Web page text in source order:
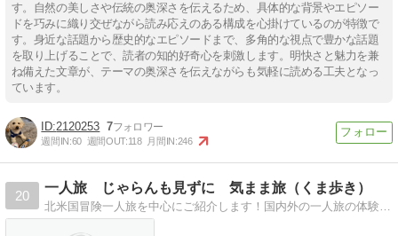
す。自然の美しさや伝統の奥深さを伝えるため、具体的な背景やエピソー
ドを巧みに織り交ぜながら読み応えのある構成を心掛けているのが特徴で
す。身近な話題から歴史的なエピソードまで、多角的な視点で豊かな話題
を取り上げることで、読者の知的好奇心を刺激します。明快さと魅力を兼
ね備えた文章が、テーマの奥深さを伝えながらも気軽に読める工夫となっ
ています。
2120253 7
週間IN:60 週間OUT:118 月間IN:246
20
一人旅 じゃらんも見ずに 気まま旅（くま歩き）
北米国冒険一人旅を中心にご紹介します！国内外の一人旅の体験を元にした紀行を綴っていきます。見てみてネッ ＾＾/